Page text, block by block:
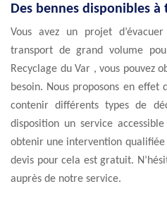
Des bennes disponibles
Vous avez un projet
transport de grand volume
Recyclage du Var , vous pouvez
besoin. Nous proposons en effet
contenir différents types de
disposition un service
obtenir une intervention
devis pour cela est gratuit.
auprès de notre service.